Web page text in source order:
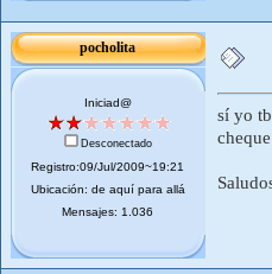
pocholita
Iniciad@
Desconectado
Registro:09/Jul/2009~19:21
Ubicación: de aquí para allá
Mensajes: 1.036
sí yo